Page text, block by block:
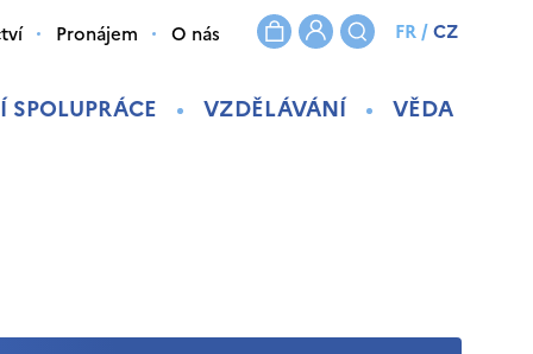
SPOLUPRÁCE VZDĚLÁVÁNÍ VĚDA
Pronájem O nás FR/CZ